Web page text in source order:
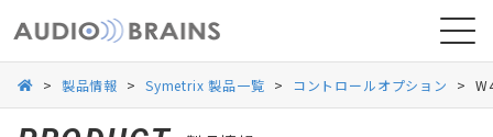
> 製品情報 > Symetrix 製品一覧 > コントロールオプション >